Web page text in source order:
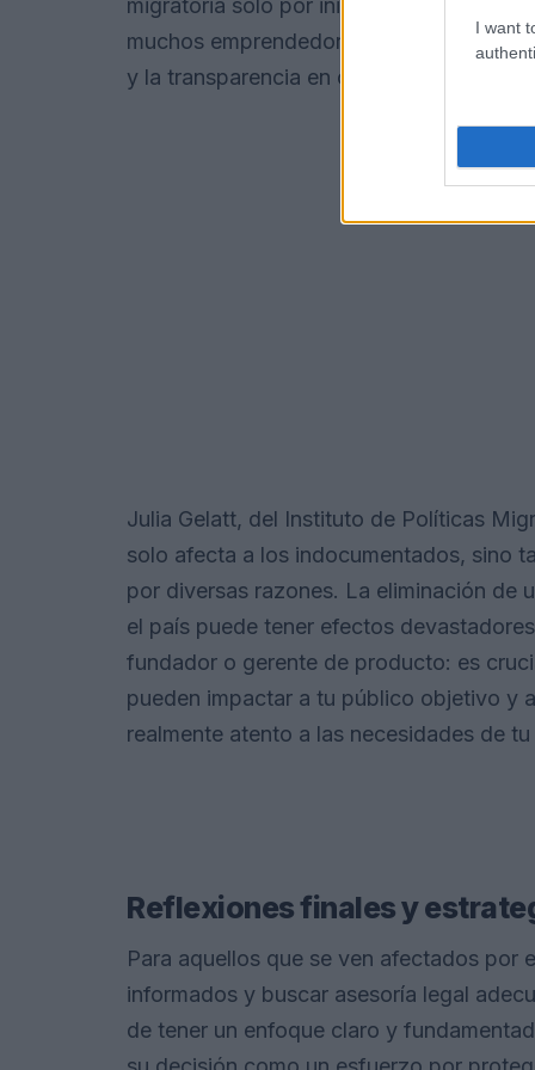
I want
migratoria solo por iniciar el proceso de
muchos emprendedores deben
y la transparencia en cualquier sistema.
Julia Gelatt, del Instituto de Políticas
solo afecta a los indocumentados, sino
por diversas razones. La eliminación de
el país puede tener efectos
fundador o gerente de producto: es
pueden impactar a tu público objetivo y
realmente atento a las necesidades de
Reflexiones finales y
Para aquellos que se ven afectados por
informados y buscar asesoría legal
de tener un enfoque claro y